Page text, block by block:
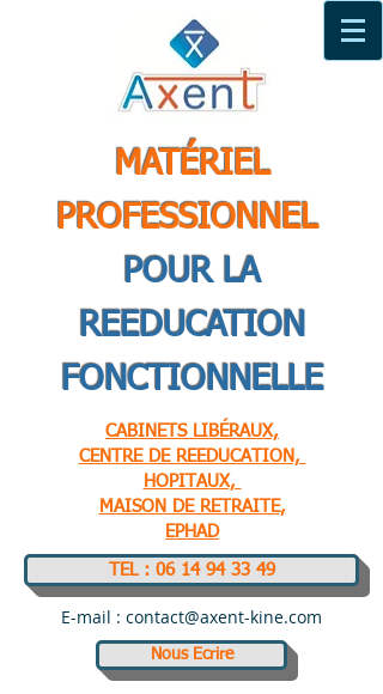
MATÉRIEL
PROFESSIONNEL
POUR LA
REEDUCATION
FONCTIONNELLE
CABINETS LIBÉRAUX,
CENTRE DE REEDUCATION,
HOPITAUX,
MAISON DE RETRAITE,
EPHAD
TEL : 06 14 94 33 49
E-mail : contact@axent-kine.com
Nous Ecrire